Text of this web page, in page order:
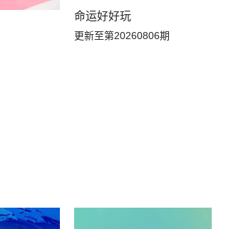
命运好好玩
更新至第20260806期